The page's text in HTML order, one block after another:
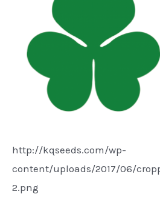
http://kqseeds.com/wp-
content/uploads/2017/06/
2.png